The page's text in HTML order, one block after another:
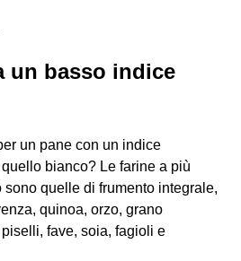
un basso indice
un pane con un indice
bianco? Le farine a più
quelle di frumento integrale,
quinoa, orzo, grano
fave, soia, fagioli e